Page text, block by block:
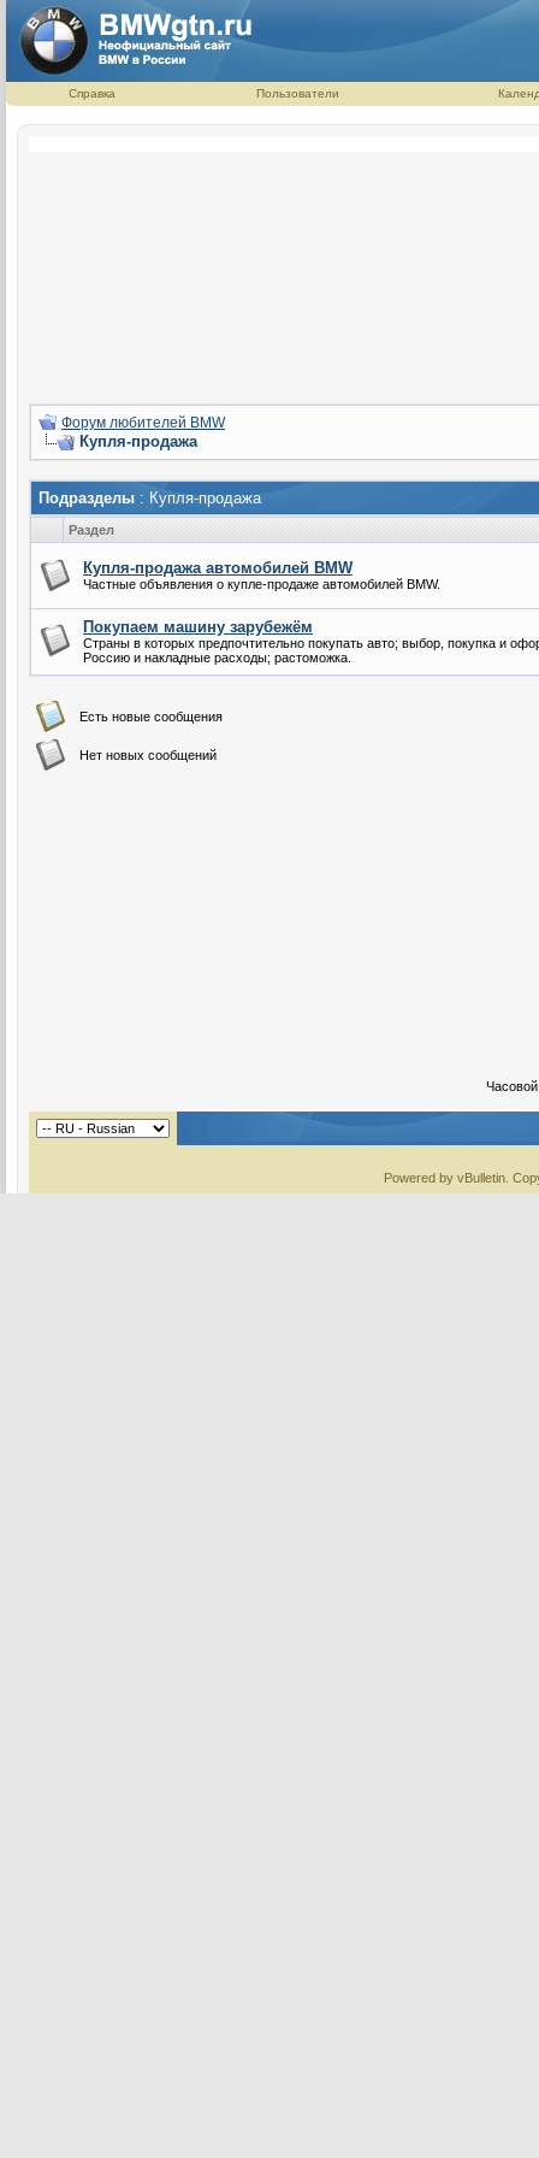
Справка Пользователи
Форум любителей BMW
Купля-продажа
Подразделы : Купля-продажа
Раздел
Купля-продажа автомобилей BMW
Частные объявления о купле-продаже автомобилей BMW.
Покупаем машину зарубежём
Страны в которых предпочтительно покупать авто; выбор, покупка и
Россию и накладные расходы; растоможка.
Есть новые сообщения
Нет новых сообщений
Powered by vBulletin.